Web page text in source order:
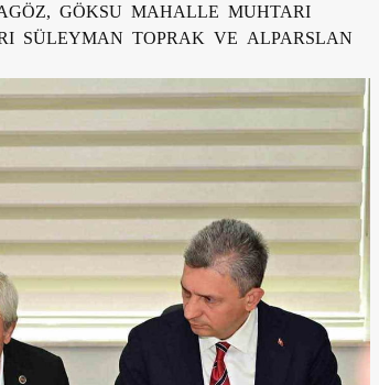
GÖKSU MAHALLE MUHTARI
SÜLEYMAN TOPRAK VE ALPARSLAN